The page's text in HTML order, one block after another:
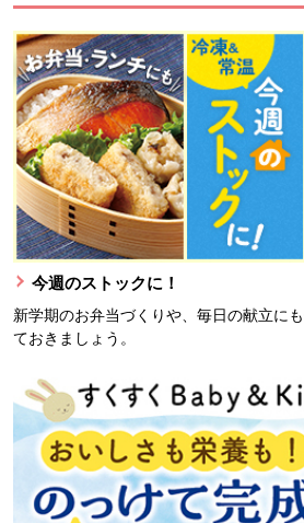
今週のストックに！
新学期のお弁当づくりや、毎日の献立に
ておきましょう。